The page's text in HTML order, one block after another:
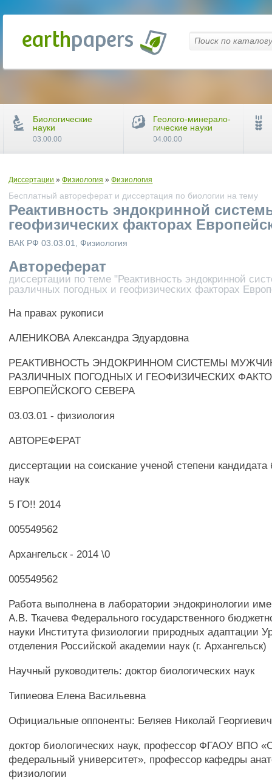
Диссертации »Физиология »Физиология
Бесплатный автореферат и диссертация по биологии на тему
Реактивность эндокринной
геофизических факторах
ВАК РФ 03.03.01, Физиология
Автореферат
диссертации по теме "Реактивность эндокринной
различных погодных и геофизических факторах
На правах рукописи
АЛЕНИКОВА Александра Эдуардовна
РЕАКТИВНОСТЬ ЭНДОКРИННОМ СИСТЕМЫ
РАЗЛИЧНЫХ ПОГОДНЫХ И ГЕОФИЗИЧЕСКИХ
ЕВРОПЕЙСКОГО СЕВЕРА
03.03.01 - физиология
АВТОРЕФЕРАТ
диссертации на соискание ученой степени кандидата
наук
5 ГО!! 2014
005549562
Архангельск - 2014 \0
005549562
Работа выполнена в лаборатории эндокринологии
A.B. Ткачева Федерального государственного
науки Института физиологии природных адаптации
отделения Российской академии наук (г. Архангельск)
Научный руководитель: доктор биологических наук
Типиеова Елена Васильевна
Официальные оппоненты: Беляев Николай Георгиевич
доктор биологических наук, профессор ФГАОУ ВПО
федеральный университет», профессор кафедры
физиологии
Биологические
науки
03.00.00
Геолого-минерало-
гические науки
04.00.00